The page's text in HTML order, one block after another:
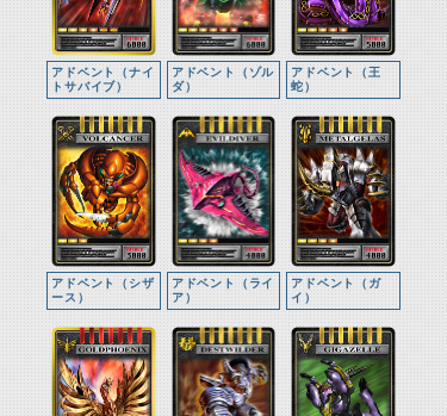
アドベント（ナイ
トサバイブ）
アドベント（ゾル
ダ）
アドベント（王
蛇）
アドベント（シザ
ース）
アドベント（ライ
ア）
アドベント（ガ
イ）